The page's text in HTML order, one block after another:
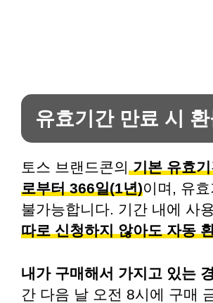
유효기간 만료 시
토스 브랜드콘의기본 유효
로부터 366일(1년)이며, 유
불가능합니다. 기간 내에 사
따로 신청하지 않아도 자동
내가 구매해서 가지고 있는
간 다음 날 오전 8시에 구매